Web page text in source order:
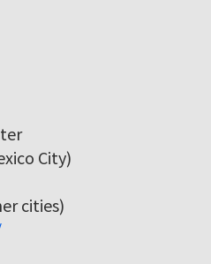
City)
cities)